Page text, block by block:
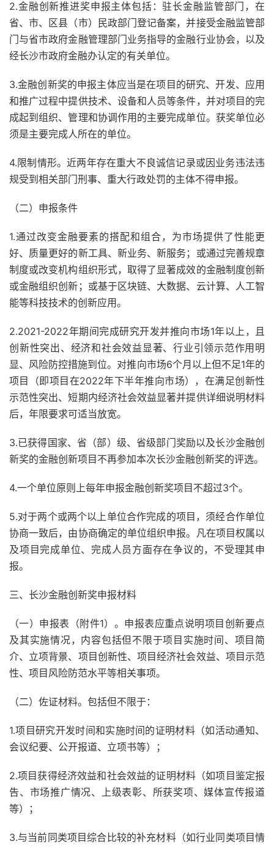
2.金融创新推进奖申报主体包括：驻长金融监管部门，在
省、市、区县（市）民政部门登记备案，并接受金融监管部
门与省市政府金融管理部门业务指导的金融行业协会，以及
经长沙市政府金融办认定的有关单位。
3.金融创新奖的申报主体应当是在项目的研究、开发、应用
和推广过程中提供技术、设备和人员等条件，并对项目的完
成起到组织、管理和协调作用的主要完成单位。获奖单位必
须是主要完成人所在的单位。
4.限制情形。近两年存在重大不良诚信记录或因业务违法违
规受到相关部门刑事、重大行政处罚的主体不得申报。
（二）申报条件
1.通过改变金融要素的搭配和组合，为市场提供了性能更
好、质量更好的新工具、新业务、新服务；或通过完善规章
制度或改变机构组织形式，取得了显著成效的金融制度创新
或金融组织创新；或基于区块链、大数据、云计算、人工智
能等科技技术的创新应用。
2.2021-2022年期间完成研究开发并推向市场1年以上，且
创新性突出、经济和社会效益显著、行业引领示范作用明
显、风险防控措施到位。对推向市场6个月以上但不足1年的
项目（即项目在2022年下半年推向市场），在满足创新性
示范性突出、短期内经济社会效益显著并提供详细说明材料
后，年限要求可适当放宽。
3.已获得国家、省（部）级、省级部门奖励以及长沙金融创
新奖的金融创新项目不再参加本次长沙金融创新奖的评选。
4.一个单位原则上每年申报金融创新奖项目不超过3个。
5.对于两个或两个以上单位合作完成的项目，须经合作单位
协商一致后，由协商确定的单位组织申报。凡在项目权属以
及项目完成单位、完成人员方面存在争议的，不受理其申
报。
三、长沙金融创新奖申报材料
（一）申报表（附件1）。申报表应重点说明项目创新要点
及其实施情况，内容包括但不限于项目实施时间、项目简
介、立项背景、项目创新性、项目经济社会效益、项目示范
性、项目风险防范水平等相关事项。
（二）佐证材料。包括但不限于：
1.项目研究开发时间和实施时间的证明材料（如活动通知、
会议纪要、公开报道、立项书等）；
2.项目获得经济效益和社会效益的证明材料（如项目鉴定报
告、市场推广情况、上级表彰、所获奖项、媒体宣传报道
等）；
3.与当前同类项目综合比较的补充材料（如行业同类项目情